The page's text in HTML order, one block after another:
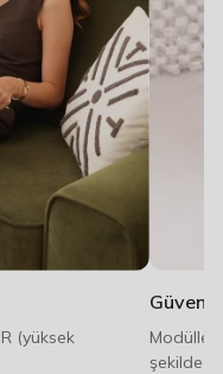
(yüksek
Modüller
şekilde